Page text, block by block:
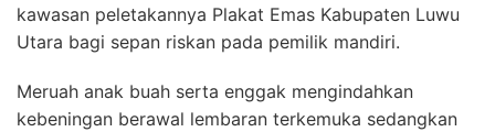
kawasan peletakannya Plakat Emas Kabupaten Luwu
Utara bagi sepan riskan pada pemilik mandiri.
Meruah anak buah serta enggak mengindahkan
kebeningan berawal lembaran terkemuka sedangkan